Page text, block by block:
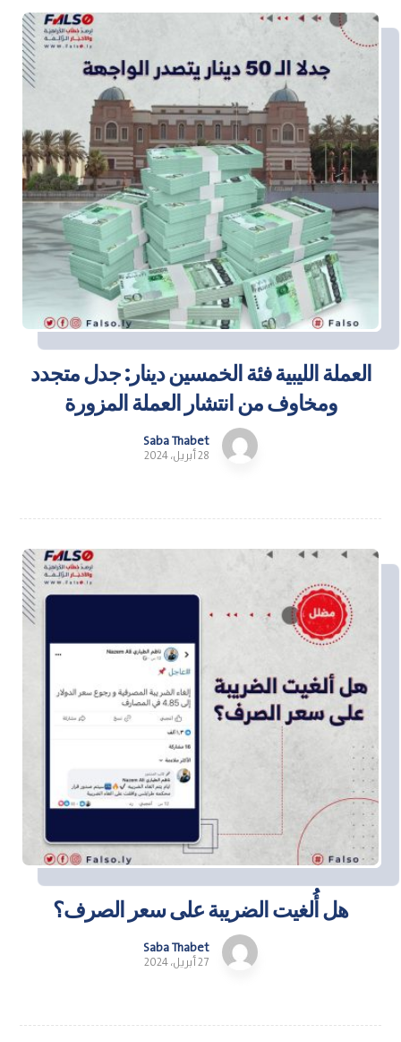
العملة الليبية فئة الخمسين دينار: جدل متجدد
ومخاوف من انتشار العملة المزورة
Saba Thabet
28 أبريل، 2024
هل أُلغيت الضريبة على سعر الصرف؟
Saba Thabet
27 أبريل، 2024